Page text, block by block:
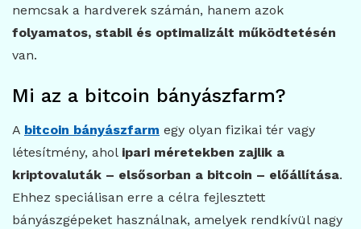
nemcsak a hardverek számán, hanem azok
folyamatos, stabil és optimalizált működtetésén
van.
Mi az a bitcoin bányászfarm?
A bitcoin bányászfarm egy olyan fizikai tér vagy
létesítmény, ahol ipari méretekben zajlik a
kriptovaluták – elsősorban a bitcoin – előállítása.
Ehhez speciálisan erre a célra fejlesztett
bányászgépeket használnak, amelyek rendkívül nagy